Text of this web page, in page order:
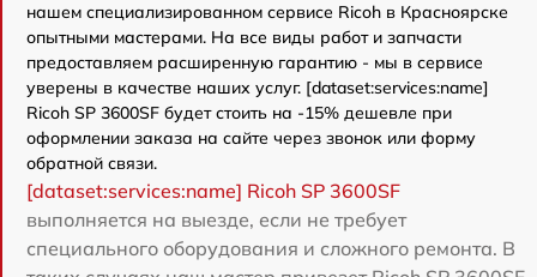
нашем специализированном сервисе Ricoh в Красноярске
опытными мастерами. На все виды работ и запчасти
предоставляем расширенную гарантию - мы в сервисе
уверены в качестве наших услуг. [dataset:services:name]
Ricoh SP 3600SF будет стоить на -15% дешевле при
оформлении заказа на сайте через звонок или форму
обратной связи.
[dataset:services:name] Ricoh SP 3600SF
выполняется на выезде, если не требует
специального оборудования и сложного ремонта. В